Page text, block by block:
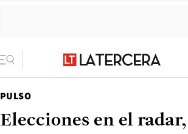
PULSO
Elecciones en el